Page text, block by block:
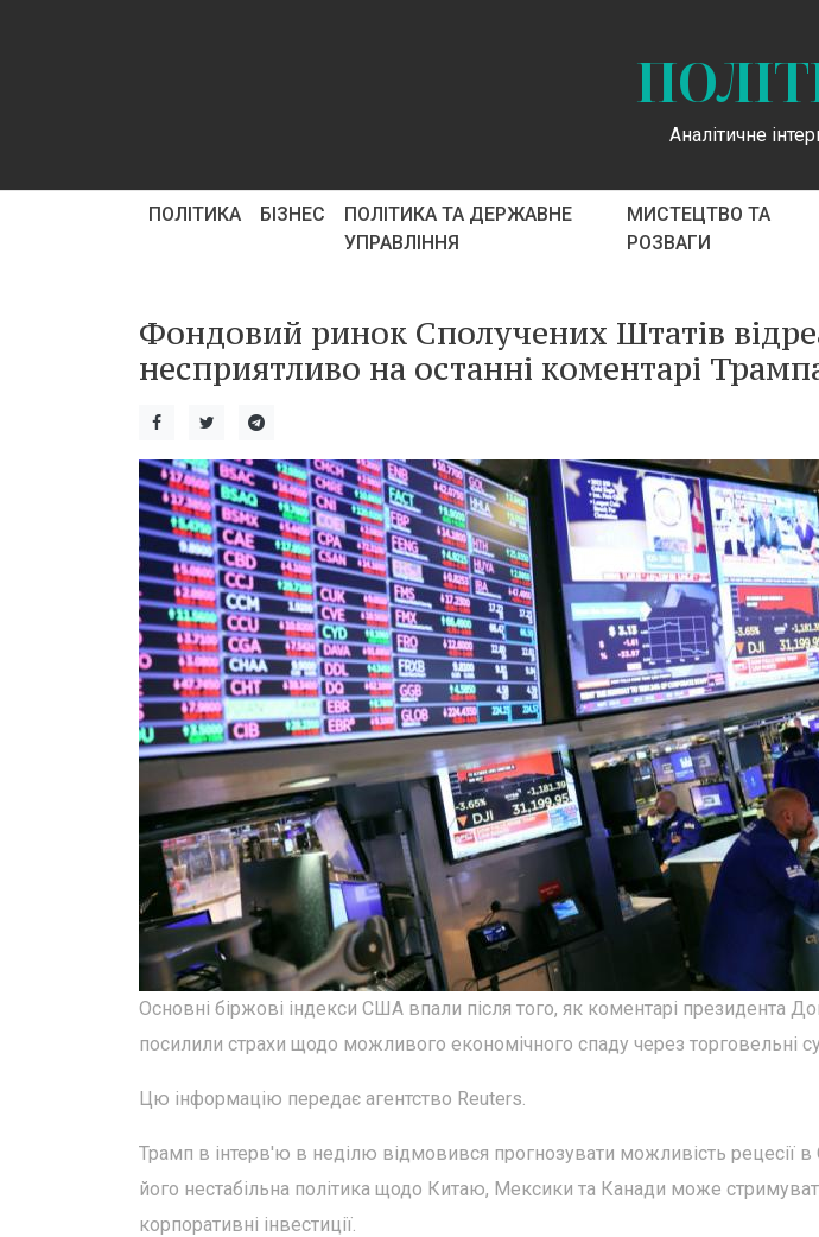
Аналітичне
ПОЛІТИКА БІЗНЕС
ПОЛІТИКА ТА ДЕРЖАВНЕ
УПРАВЛІННЯ
МИСТЕЦТВО ТА
РОЗВАГИ
Фондовий ринок Сполучених Штатів
несприятливо на останні коментарі
Основні біржові індекси США впали після того, як коментарі президента
посилили страхи щодо можливого економічного спаду через торговельні
Цю інформацію передає агентство Reuters.
Трамп в інтерв'ю в неділю відмовився прогнозувати можливість рецесії
його нестабільна політика щодо Китаю, Мексики та Канади може
корпоративні інвестиції.